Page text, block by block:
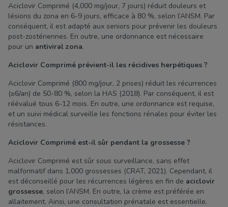
Aciclovir Comprimé (4,000 mg/jour, 7 jours) réduit douleurs et
lésions du zona en 6-9 jours, efficace à 80 %, selon l’ANSM. Par
conséquent, il est adapté aux seniors pour prévenir les douleurs
post-zostériennes. En outre, une ordonnance est nécessaire
pour un antiviral zona.
Aciclovir Comprimé prévient-il les récidives herpétiques ?
Aciclovir Comprimé (800 mg/jour, 2 prises) réduit les récurrences
(≥6/an) de 50-80 %, selon la HAS (2018). Par conséquent, il est
réévalué tous 6-12 mois. En outre, une ordonnance est requise,
et un suivi médical surveille les fonctions rénales pour éviter les
résistances.
Aciclovir Comprimé est-il sûr pendant la grossesse ?
Aciclovir Comprimé est sûr sous surveillance, sans effet
malformatif dans 1,000 grossesses (CRAT, 2021). Cependant, il
est déconseillé pour les récurrences légères en fin de aciclovir
grossesse, selon l’ANSM. En outre, la crème est préférée en
allaitement. Ainsi, une consultation prénatale est essentielle.